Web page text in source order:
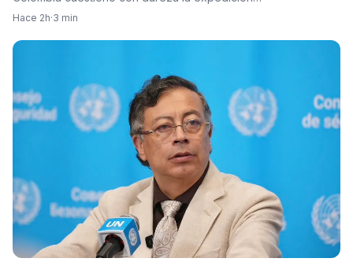
Hace 2h·3 min